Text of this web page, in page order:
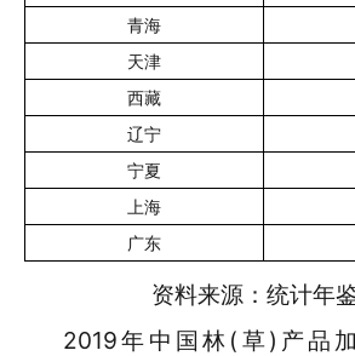
青海
天津
西藏
辽宁
宁夏
上海
广东
资料来源：统计年
2019年中国林(草)产品